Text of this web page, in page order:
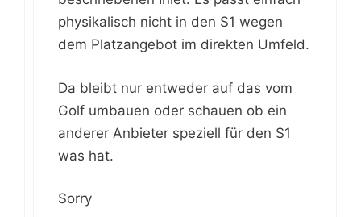
physikalisch nicht in den S1 wegen
dem Platzangebot im direkten Umfeld.
Da bleibt nur entweder auf das vom
Golf umbauen oder schauen ob ein
anderer Anbieter speziell für den S1
was hat.
Sorry